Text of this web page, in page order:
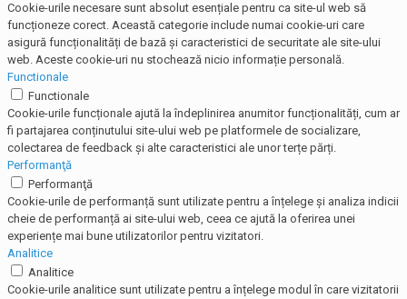
Cookie-urile necesare sunt absolut esențiale pentru ca site-ul web să
funcționeze corect. Această categorie include numai cookie-uri care
asigură funcționalități de bază și caracteristici de securitate ale site-ului
web. Aceste cookie-uri nu stochează nicio informație personală.
Functionale
Functionale
Cookie-urile funcționale ajută la îndeplinirea anumitor funcționalități, cum ar
fi partajarea conținutului site-ului web pe platformele de socializare,
colectarea de feedback și alte caracteristici ale unor terțe părți.
Performanţă
Performanţă
Cookie-urile de performanță sunt utilizate pentru a înțelege și analiza indicii
cheie de performanță ai site-ului web, ceea ce ajută la oferirea unei
experiențe mai bune utilizatorilor pentru vizitatori.
Analitice
Analitice
Cookie-urile analitice sunt utilizate pentru a înțelege modul în care vizitatorii